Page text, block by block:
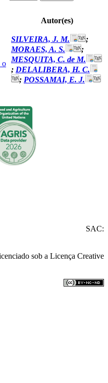
Autor(es)
o
SILVEIRA, J. M.
;
MORAES, A. S.
;
MESQUITA, C. de M.
; DELALIBERA, H. C.
; POSSAMAI, E. J.
SAC:
sob a Licença Creative